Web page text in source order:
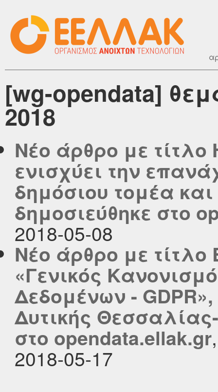
[wg-opendata]
2018
Νέο άρθρο με
ενισχύει την
δημόσιου τομέα
δημοσιεύθηκε στο
2018-05-08
Νέο άρθρο με
«Γενικός
Δεδομένων -
Δυτικής
στο opendata.ellak.gr
2018-05-17